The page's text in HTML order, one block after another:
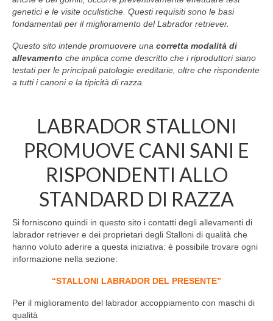
genetici e le visite oculistiche. Questi requisiti sono le basi
fondamentali per il miglioramento del Labrador retriever.
Questo sito intende promuovere una corretta modalità di
allevamento che implica come descritto che i riproduttori siano
testati per le principali patologie ereditarie, oltre che rispondente
a tutti i canoni e la tipicità di razza.
LABRADOR STALLONI
PROMUOVE CANI SANI E
RISPONDENTI ALLO
STANDARD DI RAZZA
Si forniscono quindi in questo sito i contatti degli allevamenti di
labrador retriever e dei proprietari degli Stalloni di qualità che
hanno voluto aderire a questa iniziativa: è possibile trovare ogni
informazione nella sezione:
“STALLONI LABRADOR DEL PRESENTE”
Per il miglioramento del labrador accoppiamento con maschi di
qualità